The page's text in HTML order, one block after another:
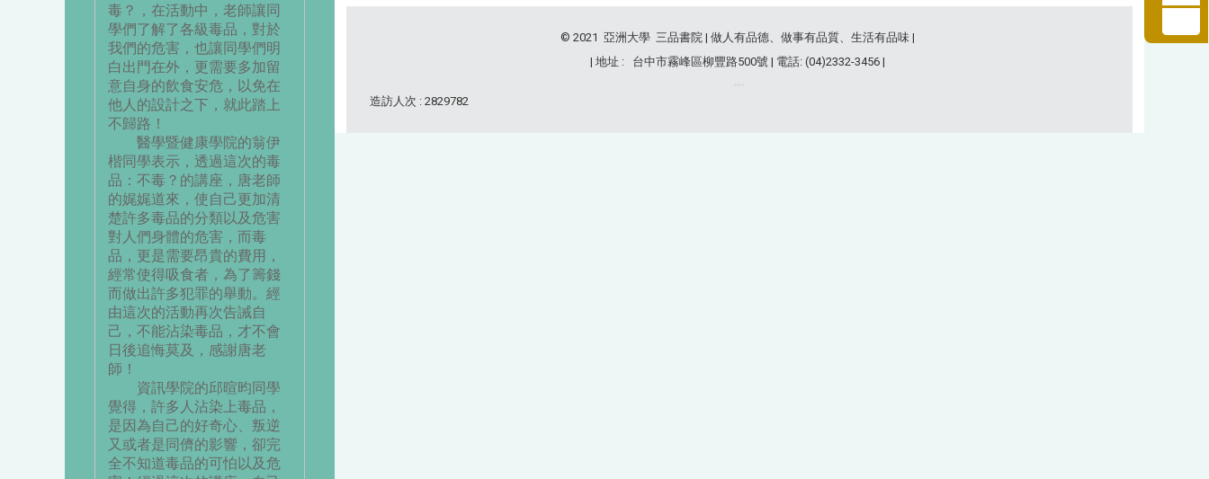
毒？，在活動中，老師讓同
學們了解了各級毒品，對於
我們的危害，也讓同學們明
白出門在外，更需要多加留
意自身的飲食安危，以免在
他人的設計之下，就此踏上
不歸路！
醫學暨健康學院的翁伊
楷同學表示，透過這次的毒
品：不毒？的講座，唐老師
的娓娓道來，使自己更加清
楚許多毒品的分類以及危害
對人們身體的危害，而毒
品，更是需要昂貴的費用，
經常使得吸食者，為了籌錢
而做出許多犯罪的舉動。經
由這次的活動再次告誡自
己，不能沾染毒品，才不會
日後追悔莫及，感謝唐老
師！
資訊學院的邱暄昀同學
覺得，許多人沾染上毒品，
是因為自己的好奇心、叛逆
又或者是同儕的影響，卻完
全不知道毒品的可怕以及危
© 2021 亞洲大學 三品書院 | 做人有品德、做事有品質、生活有品味 |
| 地址 : 台中市霧峰區柳豐路500號 | 電話: (04)2332-3456 |
造訪人次 : 2829782